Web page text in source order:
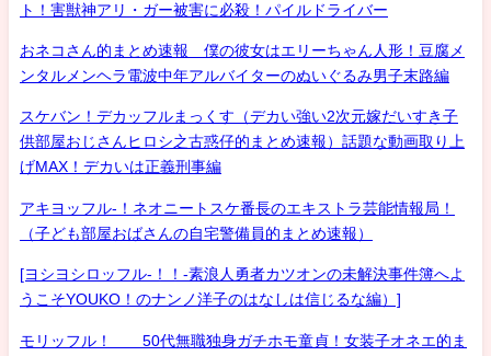
ト！害獣神アリ・ガー被害に必殺！パイルドライバー
おネコさん的まとめ速報 僕の彼女はエリーちゃん人形！豆腐メ
ンタルメンヘラ電波中年アルバイターのぬいぐるみ男子末路編
スケバン！デカッフルまっくす（デカい強い2次元嫁だいすき子
供部屋おじさんヒロシ之古惑仔的まとめ速報）話題な動画取り上
げMAX！デカいは正義刑事編
アキヨッフル-！ネオニートスケ番長のエキストラ芸能情報局！
（子ども部屋おばさんの自宅警備員的まとめ速報）
[ヨシヨシロッフル-！！-素浪人勇者カツオンの未解決事件簿へよ
うこそYOUKO！のナンノ洋子のはなしは信じるな編）]
モリッフル！ 50代無職独身ガチホモ童貞！女装子オネエ的ま